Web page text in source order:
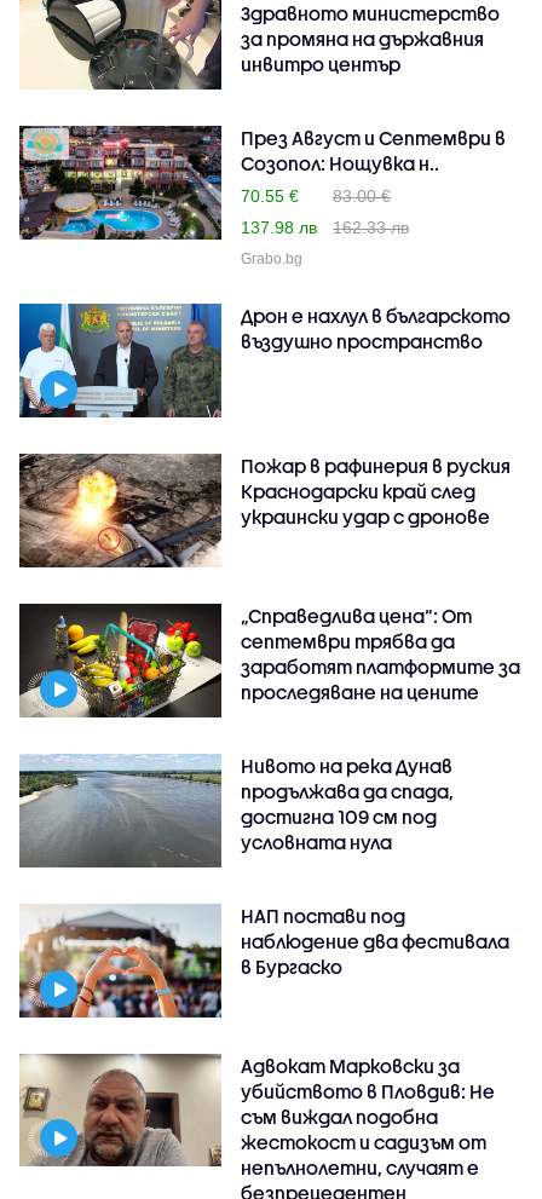
Здравното министерство
за промяна на държавния
инвитро център
През Август и Септември в
Созопол: Нощувка н..
70.55 €
83.00 €
137.98 лв
162.33 лв
Grabo.bg
Дрон е нахлул в българското
въздушно пространство
Пожар в рафинерия в руския
Краснодарски край след
украински удар с дронове
„Справедлива цена“: От
септември трябва да
заработят платформите за
проследяване на цените
Нивото на река Дунав
продължава да спада,
достигна 109 см под
условната нула
НАП постави под
наблюдение два фестивала
в Бургаско
Адвокат Марковски за
убийството в Пловдив: Не
съм виждал подобна
жестокост и садизъм от
непълнолетни, случаят е
безпрецедентен